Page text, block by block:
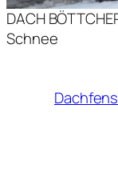
DACH
Schnee